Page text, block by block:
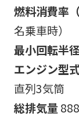
燃料消費率
名乗車時）
最小回転半径
エンジン型
直列3気筒
総排気量